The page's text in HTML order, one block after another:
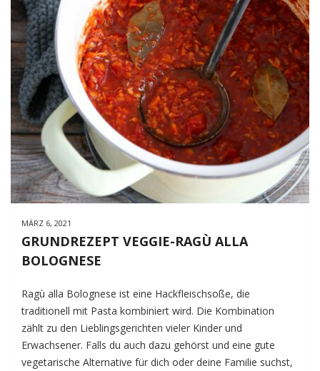
MÄRZ 6, 2021
GRUNDREZEPT VEGGIE-RAGÙ ALLA
BOLOGNESE
Ragù alla Bolognese ist eine Hackfleischsoße, die
traditionell mit Pasta kombiniert wird. Die Kombination
zählt zu den Lieblingsgerichten vieler Kinder und
Erwachsener. Falls du auch dazu gehörst und eine gute
vegetarische Alternative für dich oder deine Familie suchst,